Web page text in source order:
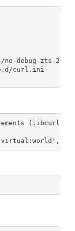
debug-zts-
curl.ini
(libcurl >=